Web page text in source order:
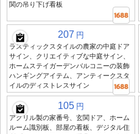
関の吊り下げ看板
207 円
ラスティックスタイルの農家の中庭ドア
サイン、クリエイティブな中庭サイン、
ホームステイガーデンバルコニーの装飾
ハンギングアイテム、アンティークスタ
イルのディストレスサイン
105 円
アクリル製の家番号、玄関ドア、ホーム
ルーム識別板、部屋の看板、デジタル住